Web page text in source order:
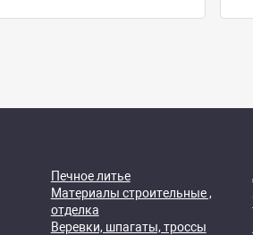
Печное литье
Материалы строительные ,
отделка
Веревки, шпагаты, троссы